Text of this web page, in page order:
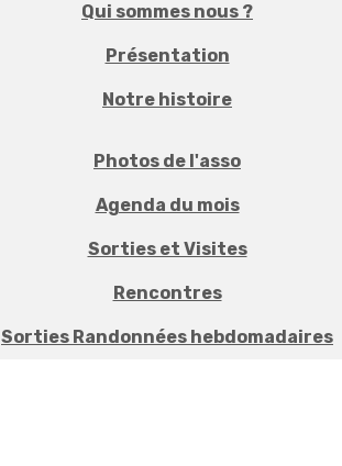
Qui sommes nous ?
Présentation
Notre histoire
Photos de l'asso
Agenda du mois
Sorties et Visites
Rencontres
Sorties Randonnées hebdomadaires